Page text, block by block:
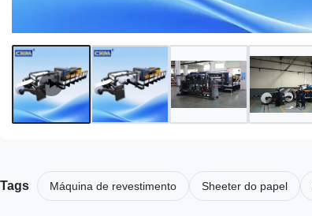
Tags Máquina de revestimento Sheeter do papel